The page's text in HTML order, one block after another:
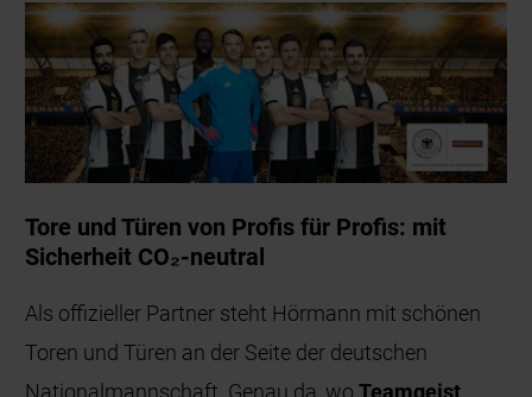
Tore und Türen von Profis für Profis: mit
Sicherheit CO₂-neutral
Als offizieller Partner steht Hörmann mit schönen
Toren und Türen an der Seite der deutschen
Nationalmannschaft. Genau da, woTeamgeist,